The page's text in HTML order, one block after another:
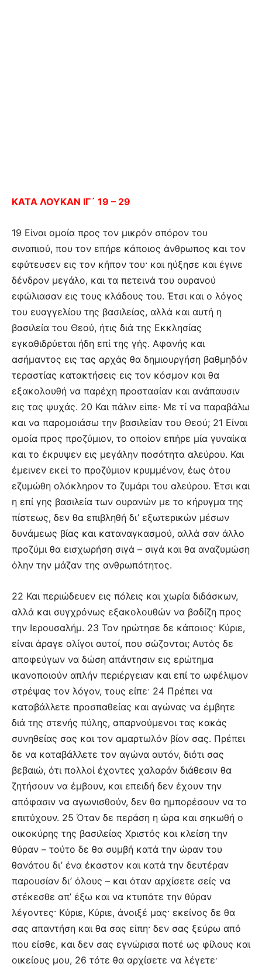
ΚΑΤΑ ΛΟΥΚΑΝ ΙΓ´ 19 – 29
19 Είναι ομοία προς τον μικρόν σπόρον του
σιναπιού, που τον επήρε κάποιος άνθρωπος και τον
εφύτευσεν εις τον κήπον του· και ηύξησε και έγινε
δένδρον μεγάλο, και τα πετεινά του ουρανού
εφώλιασαν εις τους κλάδους του. Έτσι και ο λόγος
του ευαγγελίου της βασιλείας, αλλά και αυτή η
βασιλεία του Θεού, ήτις διά της Εκκλησίας
εγκαθιδρύεται ήδη επί της γής. Αφανής και
ασήμαντος εις τας αρχάς θα δημιουργήση βαθμηδόν
τεραστίας κατακτήσεις εις τον κόσμον και θα
εξακολουθή να παρέχη προστασίαν και ανάπαυσιν
εις τας ψυχάς. 20 Και πάλιν είπε· Με τί να παραβάλω
και να παρομοιάσω την βασιλείαν του Θεού; 21 Είναι
ομοία προς προζύμιον, το οποίον επήρε μία γυναίκα
και το έκρυψεν εις μεγάλην ποσότητα αλεύρου. Και
έμεινεν εκεί το προζύμιον κρυμμένον, έως ότου
εζυμώθη ολόκληρον το ζυμάρι του αλεύρου. Έτσι και
η επί γης βασιλεία των ουρανών με το κήρυγμα της
πίστεως, δεν θα επιβληθή δι’ εξωτερικών μέσων
δυνάμεως βίας και καταναγκασμού, αλλά σαν άλλο
προζύμι θα εισχωρήση σιγά – σιγά και θα αναζυμώση
όλην την μάζαν της ανθρωπότητος.
22 Και περιώδευεν εις πόλεις και χωρία διδάσκων,
αλλά και συγχρόνως εξακολουθών να βαδίζη προς
την Ιερουσαλήμ. 23 Τον ηρώτησε δε κάποιος· Κύριε,
είναι άραγε ολίγοι αυτοί, που σώζονται; Αυτός δε
αποφεύγων να δώση απάντησιν εις ερώτημα
ικανοποιούν απλήν περιέργειαν και επί το ωφέλιμον
στρέψας τον λόγον, τους είπε· 24 Πρέπει να
καταβάλλετε προσπαθείας και αγώνας να έμβητε
διά της στενής πύλης, απαρνούμενοι τας κακάς
συνηθείας σας και τον αμαρτωλόν βίον σας. Πρέπει
δε να καταβάλλετε τον αγώνα αυτόν, διότι σας
βεβαιώ, ότι πολλοί έχοντες χαλαράν διάθεσιν θα
ζητήσουν να έμβουν, και επειδή δεν έχουν την
απόφασιν να αγωνισθούν, δεν θα ημπορέσουν να το
επιτύχουν. 25 Όταν δε περάση η ώρα και σηκωθή ο
οικοκύρης της βασιλείας Χριστός και κλείση την
θύραν – τούτο δε θα συμβή κατά την ώραν του
θανάτου δι’ ένα έκαστον και κατά την δευτέραν
παρουσίαν δι’ όλους – και όταν αρχίσετε σείς να
στέκεσθε απ’ έξω και να κτυπάτε την θύραν
λέγοντες· Κύριε, Κύριε, άνοιξέ μας· εκείνος δε θα
σας απαντήση και θα σας είπη· δεν σας ξεύρω από
που είσθε, και δεν σας εγνώρισα ποτέ ως φίλους και
οικείους μου, 26 τότε θα αρχίσετε να λέγετε·